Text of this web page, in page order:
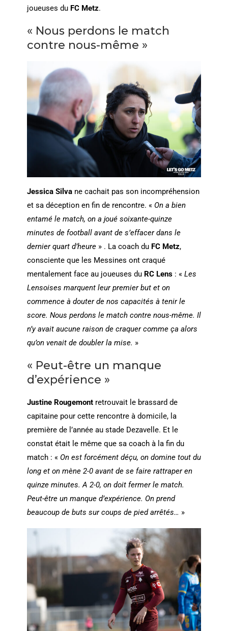
joueuses du FC Metz.
« Nous perdons le match
contre nous-même »
Jessica Silvane cachait pas son incompréhension
et sa déception en fin de rencontre. « On a bien
entamé le match, on a joué soixante-quinze
minutes de football avant de s’effacer dans le
dernier quart d’heure» . La coach du FC Metz,
consciente que les Messines ont craqué
mentalement face au joueuses du RC Lens: « Les
Lensoises marquent leur premier but et on
commence à douter de nos capacités à tenir le
score. Nous perdons le match contre nous-même. Il
n’y avait aucune raison de craquer comme ça alors
qu’on venait de doubler la mise. »
« Peut-être un manque
d’expérience »
Justine Rougemontretrouvait le brassard de
capitaine pour cette rencontre à domicile, la
première de l’année au stade Dezavelle. Et le
constat était le même que sa coach à la fin du
match : « On est forcément déçu, on domine tout du
long et on mène 2-0 avant de se faire rattraper en
quinze minutes. A 2-0, on doit fermer le match.
Peut-être un manque d’expérience. On prend
beaucoup de buts sur coups de pied arrêtés… »